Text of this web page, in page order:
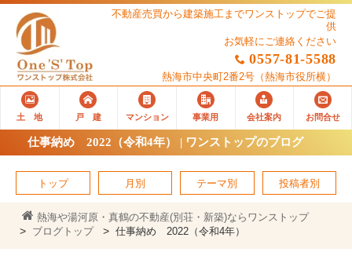
不動産売買から建築施工までワンストップでご提
供
お気軽にご連絡ください
0557-81-5588
熱海市中央町2番2号 （熱海市役所横）
土 地 戸 建 マンション 事業用 会社案内 お問合せ
仕事納め 2022（令和4年） | ワンストップのブログ
トップ 月別 テーマ別 投稿者別
熱海や湯河原・真鶴の不動産(別荘・新築)ならワンストップ
ブログトップ
仕事納め 2022（令和4年）